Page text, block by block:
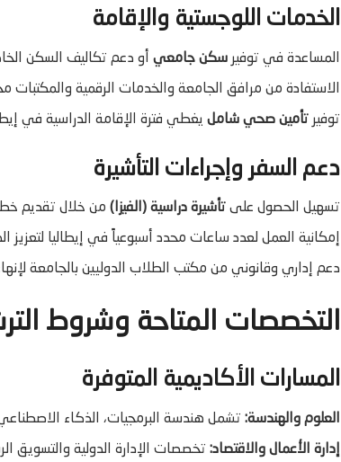
الخدمات اللوجستية والإقامة
المساعدة في توفير سكن جامعي أو دعم تكاليف السكن
الاستفادة من مرافق الجامعة والخدمات الرقمية والمكتبات
توفير تأمين صحي شامل يغطي فترة الإقامة الدراسية في
دعم السفر وإجراءات التأشيرة
تسهيل الحصول على تأشيرة دراسية (الفيزا) من خلال تقديم
إمكانية العمل لعدد ساعات محدد أسبوعياً في إيطاليا
دعم إداري وقانوني من مكتب الطلاب الدوليين بالجامعة
التخصصات المتاحة وشروط
المسارات الأكاديمية المتوفرة
العلوم والهندسة: تشمل هندسة البرمجيات، الذكاء
إدارة الأعمال والاقتصاد: تخصصات الإدارة الدولية والتسويق